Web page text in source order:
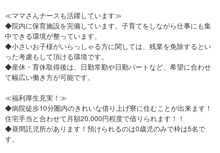
≪ママさんナースも活躍しています≫
◆院内に保育施設を完備しています。子育てをしながら仕事にも集
中できる環境が整っています。
◆小さいお子様がいらっしゃる方に関しては、残業を免除するとい
った考慮もして頂ける環境です。
◆産休・育休取得後は、日勤常勤や日勤パートなど、希望に合わせ
て幅広い働き方が可能です。
≪福利厚生充実！≫
◆病院徒歩10分圏内のきれいな借り上げ寮に住むことが出来ます！
住宅手当と合わせて月額20,000円程度で借りられます！！
◆昼間託児所があります！預けられるのは0歳児のみで枠は5名で
す。